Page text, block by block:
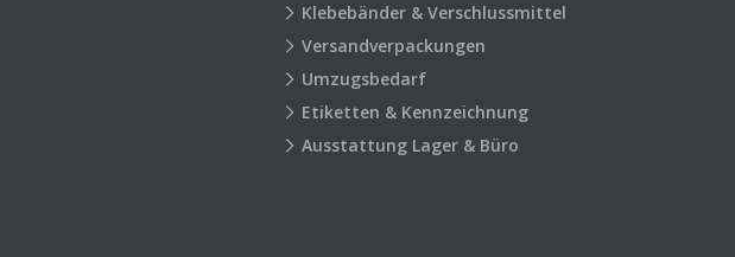
Klebebänder & Verschlussmittel
Versandverpackungen
Umzugsbedarf
Etiketten & Kennzeichnung
Ausstattung Lager & Büro